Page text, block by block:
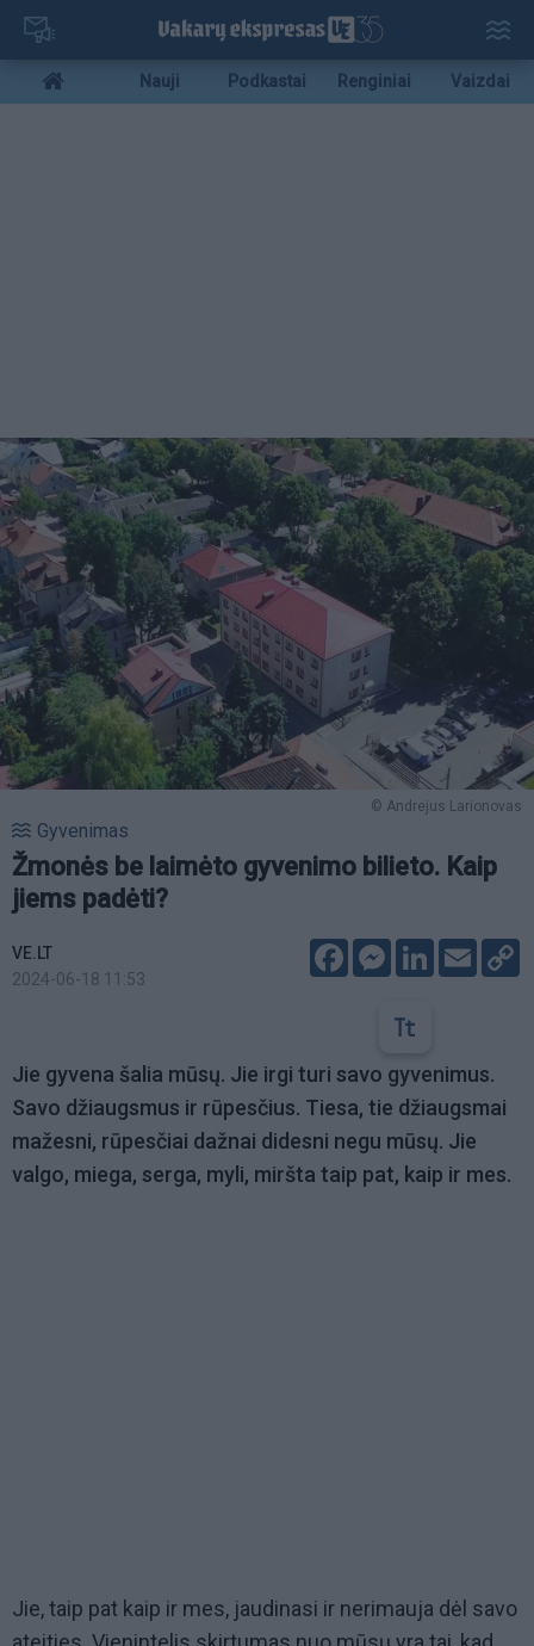
Pereiti
pagrindinį
turinį
Mobile
menu
Nauji Podkastai Renginiai Vaizdai
© Andrejus Larionovas
Gyvenimas
Žmonės be laimėto gyvenimo bilieto. Kaip
jiems padėti?
VE.LT
2024-06-18 11:53
FacebookMessenger
LinkedIn
Email
Jie gyvena šalia mūsų. Jie irgi turi savo gyvenimus.
Savo džiaugsmus ir rūpesčius. Tiesa, tie džiaugsmai
mažesni, rūpesčiai dažnai didesni negu mūsų. Jie
valgo, miega, serga, myli, miršta taip pat, kaip ir mes.
Jie, taip pat kaip ir mes, jaudinasi ir nerimauja dėl savo